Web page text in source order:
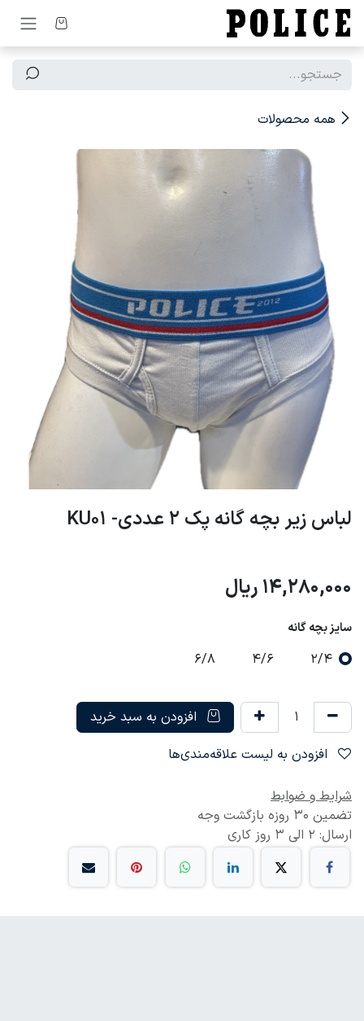
صرف نظر و مشاهده محتوا
همه محصولات
لباس زیر بچه گانه پک 2 عددی- KU01
14,280,000 ریال
سایز بچه گانه
2/4
4/6
6/8
افزودن به سبد خرید
شرایط و ضوابط
تضمین 30 روزه بازگشت وجه
ارسال: 2 الی 3 روز کاری